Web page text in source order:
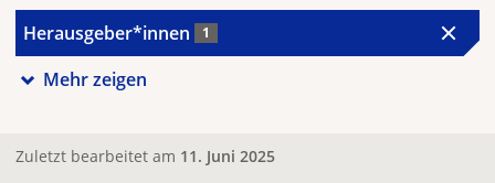
Herausgeber*innen 1
Mehr zeigen
Zuletzt bearbeitet am 11. Juni 2025